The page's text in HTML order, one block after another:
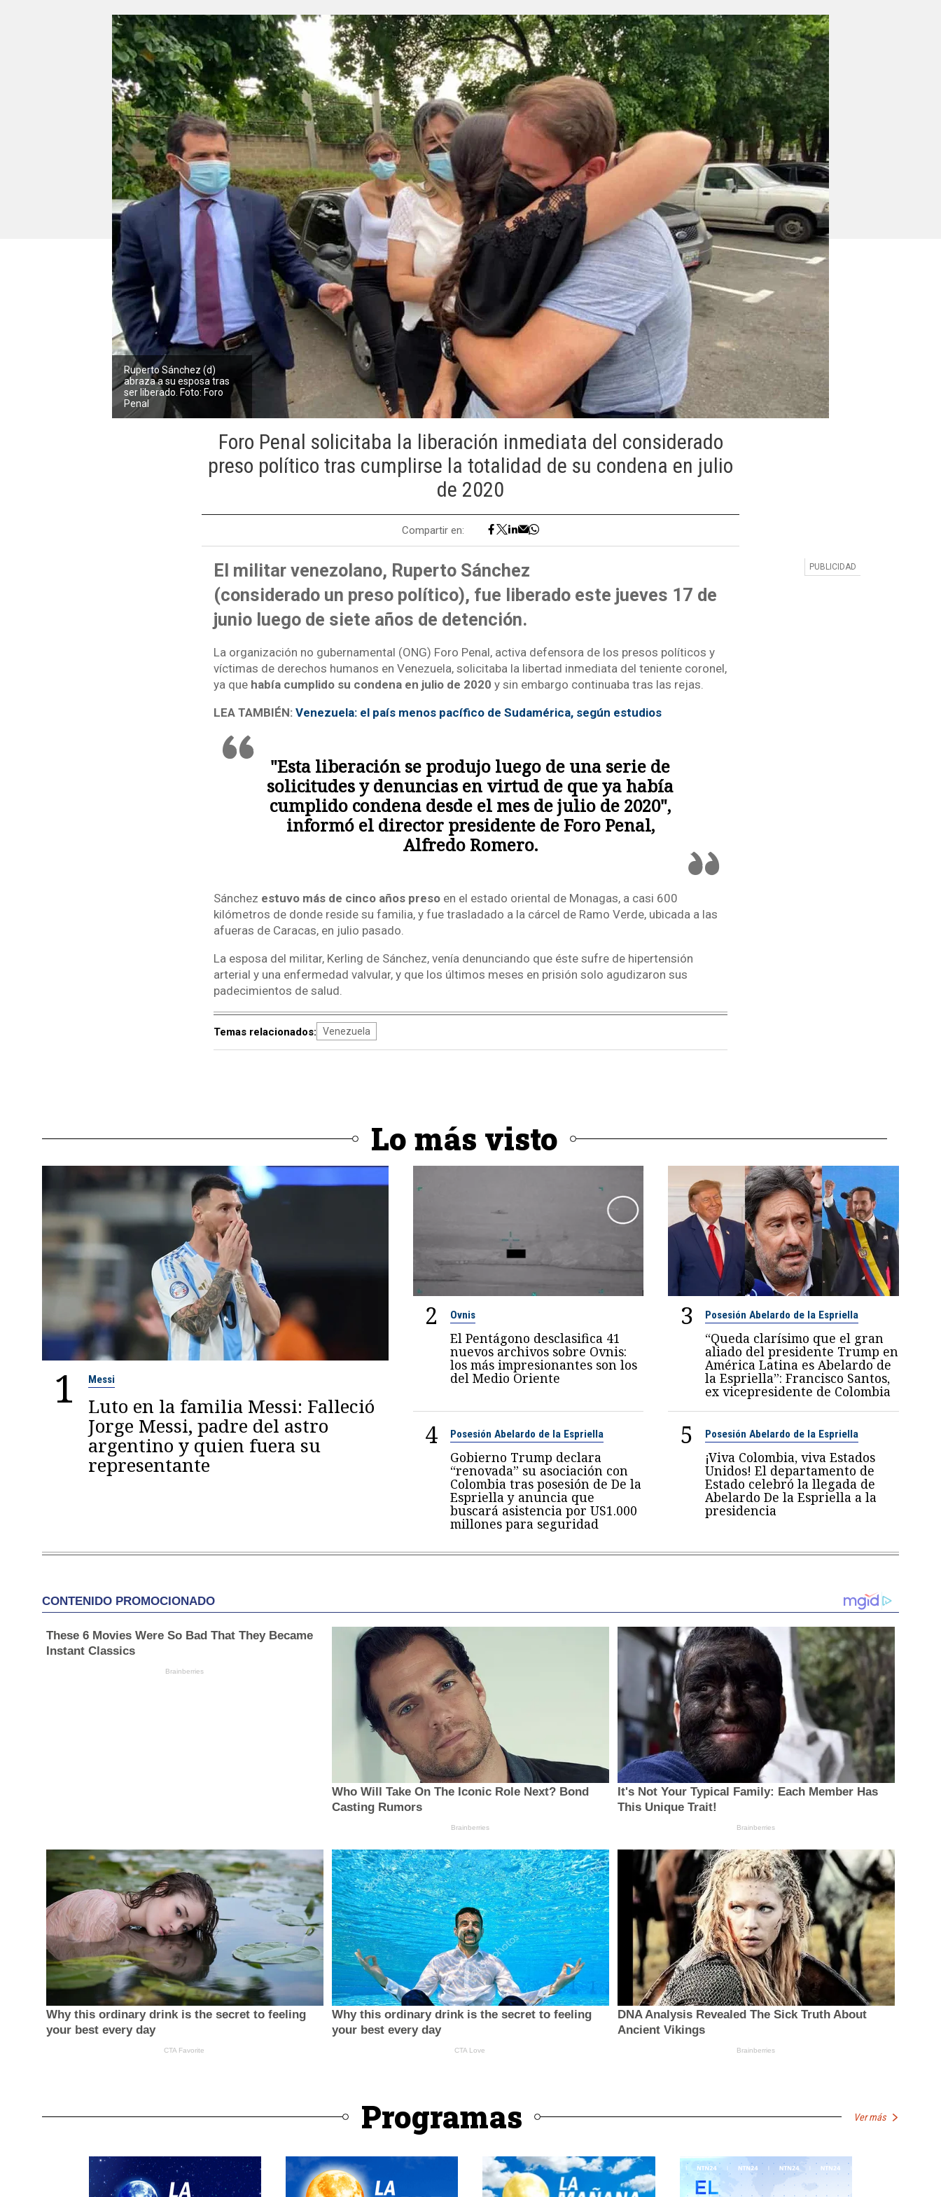
Ruperto Sánchez (d)
abraza a su esposa tras
ser liberado. Foto: Foro
Penal
Foro Penal solicitaba la liberación inmediata del considerado
preso político tras cumplirse la totalidad de su condena en julio
de 2020
Compartir en:
El militar venezolano, Ruperto Sánchez
(considerado un preso político), fue liberado este jueves 17 de
junio luego de siete años de detención.
La organización no gubernamental (ONG) Foro Penal, activa defensora de los presos políticos y
víctimas de derechos humanos en Venezuela, solicitaba la libertad inmediata del teniente coronel,
ya que había cumplido su condena en julio de 2020 y sin embargo continuaba tras las rejas.
LEA TAMBIÉN: Venezuela: el país menos pacífico de Sudamérica, según estudios
"Esta liberación se produjo luego de una serie de
solicitudes y denuncias en virtud de que ya había
cumplido condena desde el mes de julio de 2020",
informó el director presidente de Foro Penal,
Alfredo Romero.
Sánchez estuvo más de cinco años presoen el estado oriental de Monagas, a casi 600
kilómetros de donde reside su familia, y fue trasladado a la cárcel de Ramo Verde, ubicada a las
afueras de Caracas, en julio pasado.
La esposa del militar, Kerling de Sánchez, venía denunciando que éste sufre de hipertensión
arterial y una enfermedad valvular, y que los últimos meses en prisión solo agudizaron sus
padecimientos de salud.
Temas relacionados: Venezuela
Lo más visto
1 Messi
Luto en la familia Messi: Falleció
Jorge Messi, padre del astro
argentino y quien fuera su
representante
2 Ovnis
El Pentágono desclasifica 41
nuevos archivos sobre Ovnis:
los más impresionantes son los
del Medio Oriente
3 Posesión Abelardo de la Espriella
“Queda clarísimo que el gran
aliado del presidente Trump en
América Latina es Abelardo de
la Espriella”: Francisco Santos,
ex vicepresidente de Colombia
4 Posesión Abelardo de la Espriella
Gobierno Trump declara
“renovada” su asociación con
Colombia tras posesión de De la
Espriella y anuncia que
buscará asistencia por US1.000
millones para seguridad
5 Posesión Abelardo de la Espriella
¡Viva Colombia, viva Estados
Unidos! El departamento de
Estado celebró la llegada de
Abelardo De la Espriella a la
presidencia
Programas Ver más